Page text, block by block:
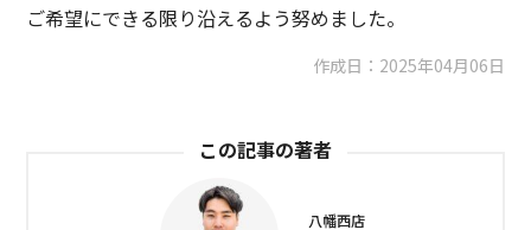
ご希望にできる限り沿えるよう努めました。
作成日： 2025年04月06日
この記事の著者
八幡西店